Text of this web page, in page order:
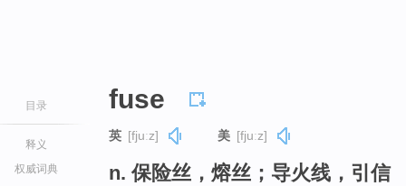
目录
释义
权威词典
fuse
英 [fjuːz] 美 [fjuːz]
n. 保险丝，熔丝；导火线，引信